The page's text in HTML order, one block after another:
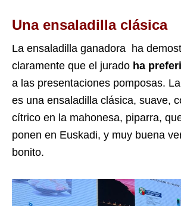
Una ensaladilla clásica
La ensaladilla ganadora ha
claramente que el jurado ha
a las presentaciones pomposas.
es una ensaladilla clásica, suave,
cítrico en la mahonesa, piparra,
ponen en Euskadi, y muy buena
bonito.